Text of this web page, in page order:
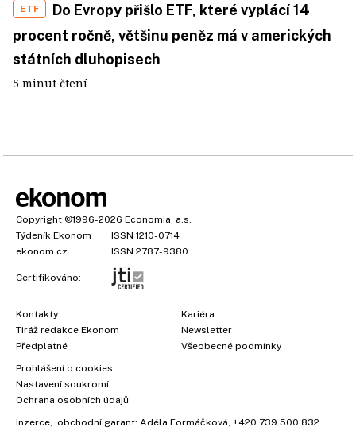
ETF
Do Evropy přišlo ETF, které vyplácí 14
procent ročně, většinu peněz má v amerických
státních dluhopisech
5 minut čtení
Copyright ©1996-2026 Economia, a.s.
Týdeník Ekonom
ISSN 1210-0714
ekonom.cz
ISSN 2787-9380
Certifikováno:
Kontakty
Tiráž redakce Ekonom
Předplatné
Kariéra
Newsletter
Všeobecné podmínky
Prohlášení o cookies
Nastavení soukromí
Ochrana osobních údajů
Inzerce , obchodní garant: Adéla Formáčková +420 739 500 832